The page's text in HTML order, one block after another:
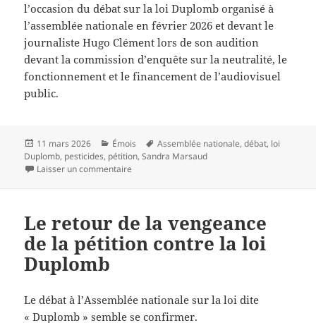
l’occasion du débat sur la loi Duplomb organisé à
l’assemblée nationale en février 2026 et devant le
journaliste Hugo Clément lors de son audition
devant la commission d’enquête sur la neutralité, le
fonctionnement et le financement de l’audiovisuel
public.
Publié
le
11 mars 2026 Catégories
Émois
Mots-
clés
Assemblée nationale,débat, loi
Duplomb, pesticides, pétition,Sandra Marsaud
Laisser un commentaire
Le retour de la vengeance
de la pétition contre la loi
Duplomb
Le débat à l’Assemblée nationale sur la loi dite
« Duplomb » semble se confirmer.